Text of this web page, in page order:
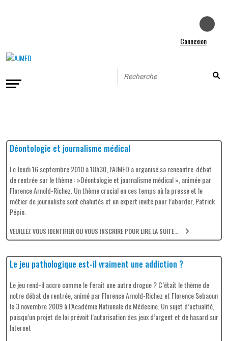
Connexion
Déontologie et journalisme médical
Le Jeudi 16 septembre 2010 à 18h30, l’AJMED a organisé sa rencontre-débat
de rentrée sur le thème : »Déontologie et journalisme médical », animée par
Florence Arnold-Richez. Un thème crucial en ces temps où la presse et le
métier de journaliste sont chahutés et un expert invité pour l’aborder, Patrick
Pépin.
VEUILLEZ VOUS IDENTIFIER OU VOUS INSCRIRE POUR LIRE LA SUITE...
Le jeu pathologique est-il vraiment une addiction ?
Le jeu rend-il accro comme le ferait une autre drogue ? C’était le thème de
notre débat de rentrée, animé par Florence Arnold-Richez et Florence Sebaoun
le 3 novembre 2009 à l’Académie Nationale de Médecine. Un sujet d’actualité,
puisqu’un projet de loi prévoit l’autorisation des jeux d’argent et de hasard sur
Internet